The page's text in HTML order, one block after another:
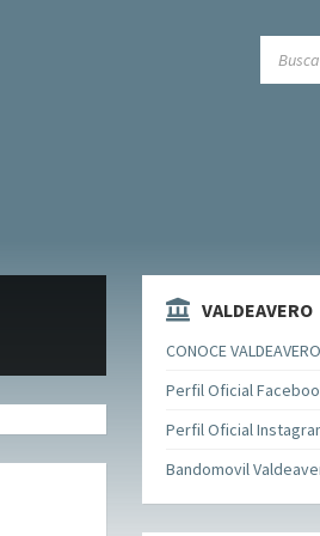
VALDEAVERO
CONOCE VALDEAVERO
Perfil Oficial
Perfil Oficial
Bandomovil